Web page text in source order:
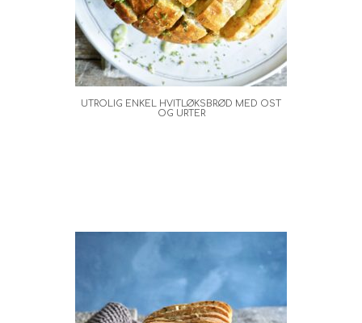
UTROLIG ENKEL HVITLØKSBRØD MED OST
OG URTER